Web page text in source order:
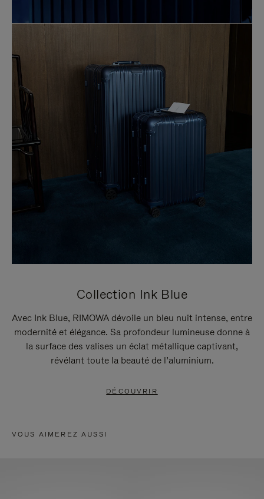
Collection Ink Blue
Avec Ink Blue, RIMOWA dévoile un bleu nuit intense, entre
modernité et élégance. Sa profondeur lumineuse donne à
la surface des valises un éclat métallique captivant,
révélant toute la beauté de l’aluminium.
DÉCOUVRIR
VOUS AIMEREZ AUSSI